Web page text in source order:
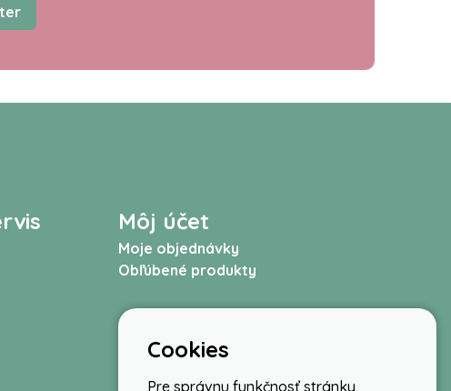
Môj účet
Moje objednávky
Obľúbené produkty
Cookies
Pre správnu funkčnosť stránky,